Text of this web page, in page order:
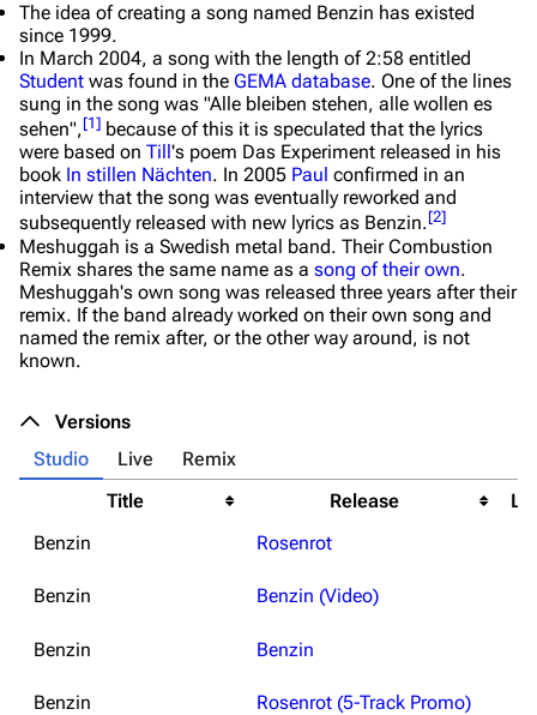
The idea of creating a song named Benzin has existed
since 1999.
In March 2004, a song with the length of 2:58 entitled
Student was found in the GEMA database. One of the lines
sung in the song was "Alle bleiben stehen, alle wollen es
sehen", [1] because of this it is speculated that the lyrics
were based on Till 's poem Das Experiment released in his
book In stillen Nächten. In 2005 Paul confirmed in an
interview that the song was eventually reworked and
subsequently released with new lyrics as Benzin.[2]
Meshuggah is a Swedish metal band. TheirCombustion
Remix shares the same name as a song of their own.
Meshuggah's own song was released three years after their
remix. If the band already worked on their own song and
named the remix after, or the other way around, is not
known.
Versions
Studio
Live
Remix
Title
Release
Benzin
Rosenrot
Benzin Benzin (Video)
Benzin Benzin
Benzin Rosenrot (5-Track Promo)